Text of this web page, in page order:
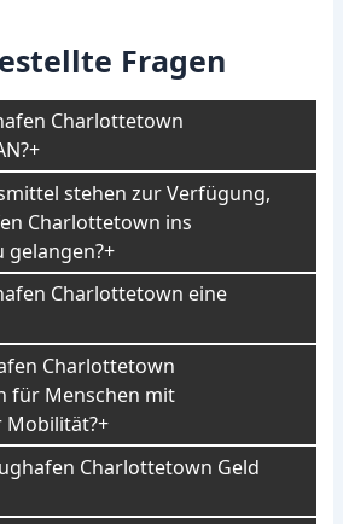
Fragen
Charlottetown
stehen zur Verfügung,
Charlottetown ins
gelangen?
Charlottetown eine
Charlottetown
für Menschen mit
Mobilität?
Charlottetown Geld